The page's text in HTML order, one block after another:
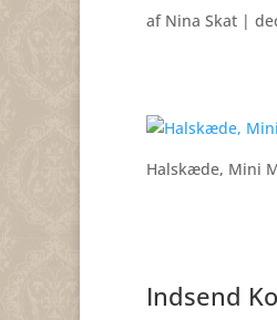
af Nina Skat |
Halskæde, Mini
Indsend